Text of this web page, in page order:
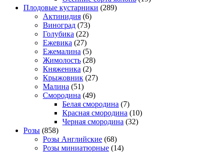
Плодовые кустарники (289)
Актинидия (6)
Виноград (73)
Голубика (22)
Ежевика (27)
Ежемалина (5)
Жимолость (28)
Княженика (2)
Крыжовник (27)
Малина (51)
Смородина (49)
Белая смородина (7)
Красная смородина (10)
Черная смородина (32)
Розы (858)
Розы Английские (68)
Розы миниатюрные (14)